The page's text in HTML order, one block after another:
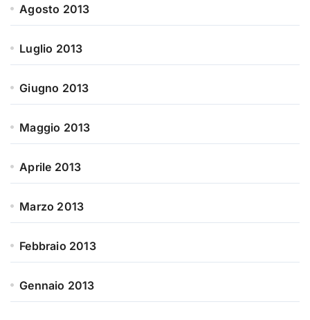
Agosto 2013
Luglio 2013
Giugno 2013
Maggio 2013
Aprile 2013
Marzo 2013
Febbraio 2013
Gennaio 2013